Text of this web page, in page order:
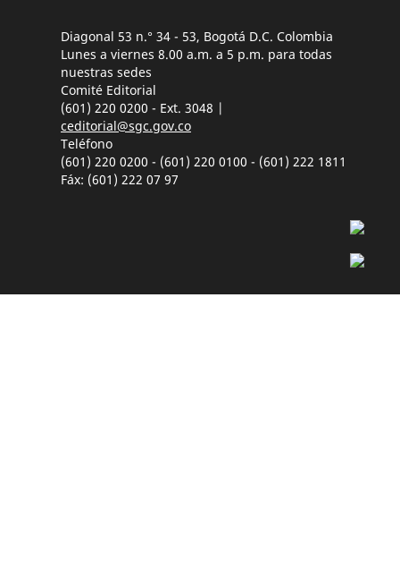
Diagonal 53 n.° 34 - 53, Bogotá D.C. Colombia
Lunes a viernes 8.00 a.m. a 5 p.m. para todas
nuestras sedes
Comité Editorial
(601) 220 0200 - Ext. 3048 |
ceditorial@sgc.gov.co
Teléfono
(601) 220 0200 - (601) 220 0100 - (601) 222 1811
Fáx: (601) 222 07 97